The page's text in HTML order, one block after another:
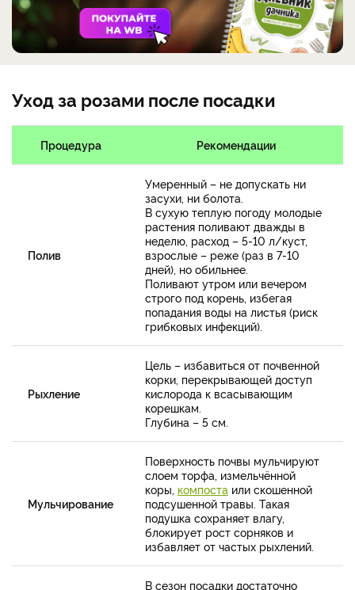
Уход за розами после посадки
Процедура Рекомендации
Полив
Умеренный – не допускать ни
засухи, ни болота.
В сухую теплую погоду молодые
растения поливают дважды в
неделю, расход – 5-10 л/куст,
взрослые – реже (раз в 7-10
дней), но обильнее.
Поливают утром или вечером
строго под корень, избегая
попадания воды на листья (риск
грибковых инфекций).
Рыхление
Цель – избавиться от почвенной
корки, перекрывающей доступ
кислорода к всасывающим
корешкам.
Глубина – 5 см.
Мульчирование
Поверхность почвы мульчируют
слоем торфа, измельчённой
коры, компоста или скошенной
подсушенной травы. Такая
подушка сохраняет влагу,
блокирует рост сорняков и
избавляет от частых рыхлений.
В сезон посадки достаточно